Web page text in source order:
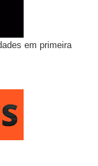
em primeira